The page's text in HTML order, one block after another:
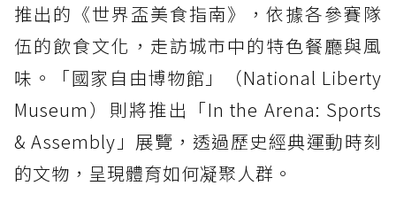
推出的《世界盃美食指南》，依據各參賽隊
伍的飲食文化，走訪城市中的特色餐廳與風
味。「國家自由博物館」（National Liberty
Museum）則將推出「In the Arena: Sports
& Assembly」展覽，透過歷史經典運動時刻
的文物，呈現體育如何凝聚人群。